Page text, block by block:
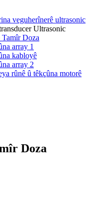
veguherînerê ultrasonic
Ultrasonic
Doza
array 1
kabloyê
array 2
rûnê û têkçûna motorê
Doza